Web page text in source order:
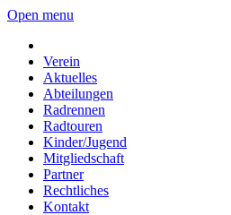
Open menu
Verein
Aktuelles
Abteilungen
Radrennen
Radtouren
Kinder/Jugend
Mitgliedschaft
Partner
Rechtliches
Kontakt